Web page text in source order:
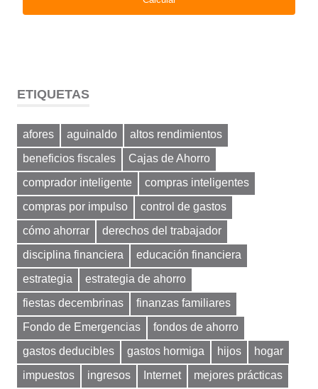
ETIQUETAS
afores aguinaldo
altos rendimientos
beneficios fiscales
Cajas de Ahorro
comprador inteligente
compras inteligentes
compras por impulso
control de gastos
cómo ahorrar
derechos del trabajador
disciplina financiera
educación financiera
estrategia
estrategia de ahorro
fiestas decembrinas
finanzas familiares
Fondo de Emergencias
fondos de ahorro
gastos deducibles
gastos hormiga hijos
hogar
impuestos
ingresos Internet mejores prácticas